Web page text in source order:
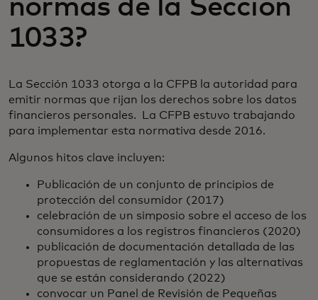
normas de la Sección
1033?
La Sección 1033 otorga a la CFPB la autoridad para
emitir normas que rijan los derechos sobre los datos
financieros personales. La CFPB estuvo trabajando
para implementar esta normativa desde 2016.
Algunos hitos clave incluyen:
Publicación de un conjunto de principios de
protección del consumidor (2017)
celebración de un simposio sobre el acceso de los
consumidores a los registros financieros (2020)
publicación de documentación detallada de las
propuestas de reglamentación y las alternativas
que se están considerando (2022)
convocar un Panel de Revisión de Pequeñas